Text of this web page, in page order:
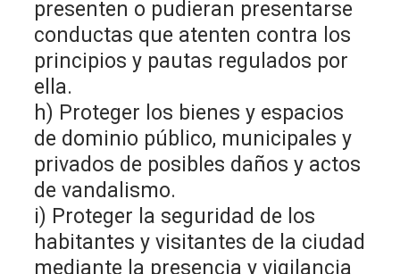
presenten o pudieran presentarse
conductas que atenten contra los
principios y pautas regulados por
ella.
h) Proteger los bienes y espacios
de dominio público, municipales y
privados de posibles daños y actos
de vandalismo.
i) Proteger la seguridad de los
habitantes y visitantes de la ciudad
mediante la presencia y vigilancia